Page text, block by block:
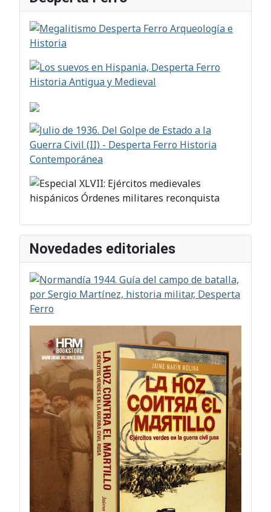
Novedades editoriales